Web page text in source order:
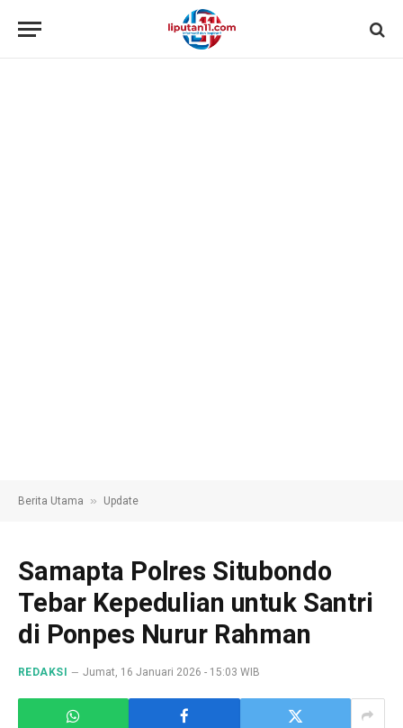
Berita Utama » Update
Samapta Polres Situbondo
Tebar Kepedulian untuk Santri
di Ponpes Nurur Rahman
REDAKSI Jumat, 16 Januari 2026 - 15:03 WIB